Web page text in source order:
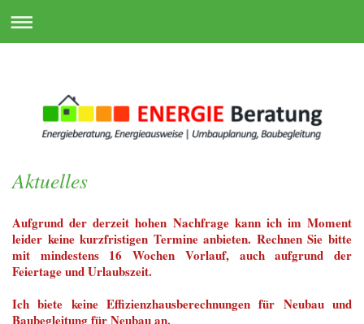
Aktuelles
Aufgrund der derzeit hohen Nachfrage kann ich im Moment
leider keine kurzfristigen Termine anbieten. Rechnen Sie bitte
mit mindestens 16 Wochen Vorlauf, auch aufgrund der
Feiertage und Urlaubszeit.
Ich biete keine Effizienzhausberechnungen für Neubau und
Baubegleitung für Neubau an.